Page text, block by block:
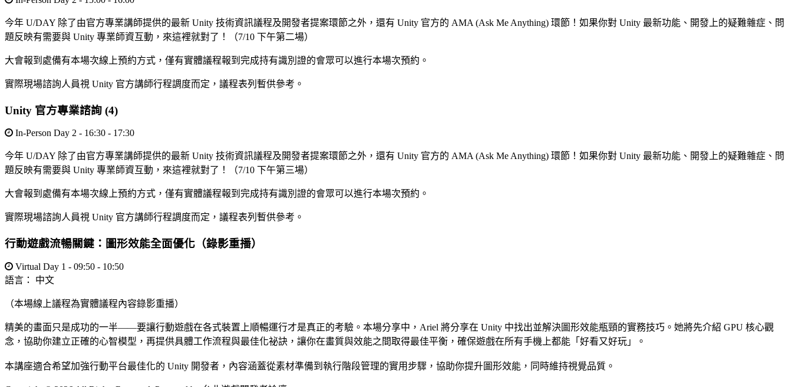
今年 U/DAY 除了由官方專業講師提供的最新 Unity 技術資訊議程及開發者提案環節之外，還有 Unity 官方的 AMA (Ask Me Anything) 環節！如果你對 Unity 最新功能、開發上的疑難雜症、問
題反映有需要與 Unity 專業師資互動，來這裡就對了！（7/10 下午第二場）
大會報到處備有本場次線上預約方式，僅有實體議程報到完成持有識別證的會眾可以進行本場次預約。
實際現場諮詢人員視 Unity 官方講師行程調度而定，議程表列暫供參考。
Unity 官方專業諮詢 (4)
In-Person Day 2 - 16:30 - 17:30
今年 U/DAY 除了由官方專業講師提供的最新 Unity 技術資訊議程及開發者提案環節之外，還有 Unity 官方的 AMA (Ask Me Anything) 環節！如果你對 Unity 最新功能、開發上的疑難雜症、問
題反映有需要與 Unity 專業師資互動，來這裡就對了！（7/10 下午第三場）
大會報到處備有本場次線上預約方式，僅有實體議程報到完成持有識別證的會眾可以進行本場次預約。
實際現場諮詢人員視 Unity 官方講師行程調度而定，議程表列暫供參考。
行動遊戲流暢關鍵：圖形效能全面優化（錄影重播）
Virtual Day 1 - 09:50 - 10:50
語言： 中文
（本場線上議程為實體議程內容錄影重播）
精美的畫面只是成功的一半——要讓行動遊戲在各式裝置上順暢運行才是真正的考驗。本場分享中，Ariel 將分享在 Unity 中找出並解決圖形效能瓶頸的實務技巧。她將先介紹 GPU 核心觀
念，協助你建立正確的心智模型，再提供具體工作流程與最佳化祕訣，讓你在畫質與效能之間取得最佳平衡，確保遊戲在所有手機上都能「好看又好玩」。
本講座適合希望加強行動平台最佳化的 Unity 開發者，內容涵蓋從素材準備到執行階段管理的實用步驟，協助你提升圖形效能，同時維持視覺品質。